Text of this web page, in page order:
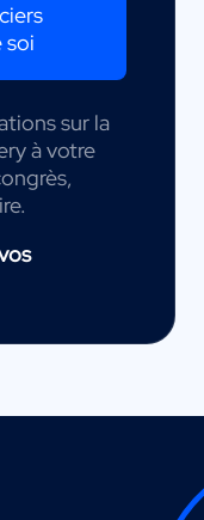
soi
sur la
à votre